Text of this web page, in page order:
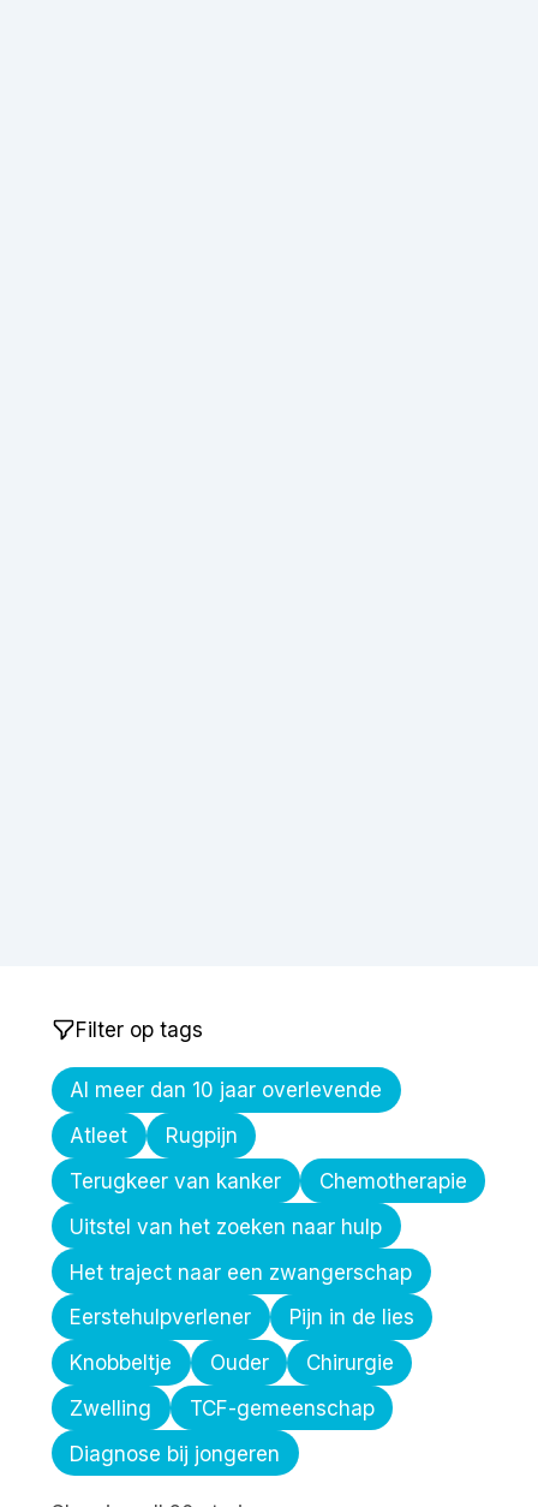
Filter op tags
Al meer dan 10 jaar overlevende
Atleet
Rugpijn
Terugkeer van kanker
Chemotherapie
Uitstel van het zoeken naar hulp
Het traject naar een zwangerschap
Eerstehulpverlener
Pijn in de lies
Knobbeltje
Ouder
Chirurgie
Zwelling
TCF-gemeenschap
Diagnose bij jongeren